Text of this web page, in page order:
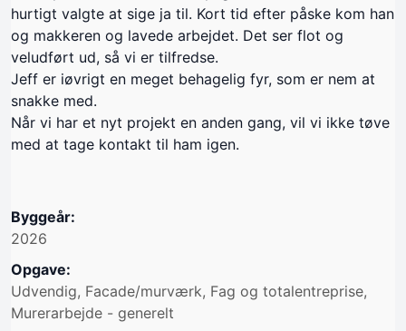
hurtigt valgte at sige ja til. Kort tid efter påske kom han
og makkeren og lavede arbejdet. Det ser flot og
veludført ud, så vi er tilfredse.
Jeff er iøvrigt en meget behagelig fyr, som er nem at
snakke med.
Når vi har et nyt projekt en anden gang, vil vi ikke tøve
med at tage kontakt til ham igen.
Byggeår:
2026
Opgave:
Udvendig, Facade/murværk, Fag og totalentreprise,
Murerarbejde - generelt